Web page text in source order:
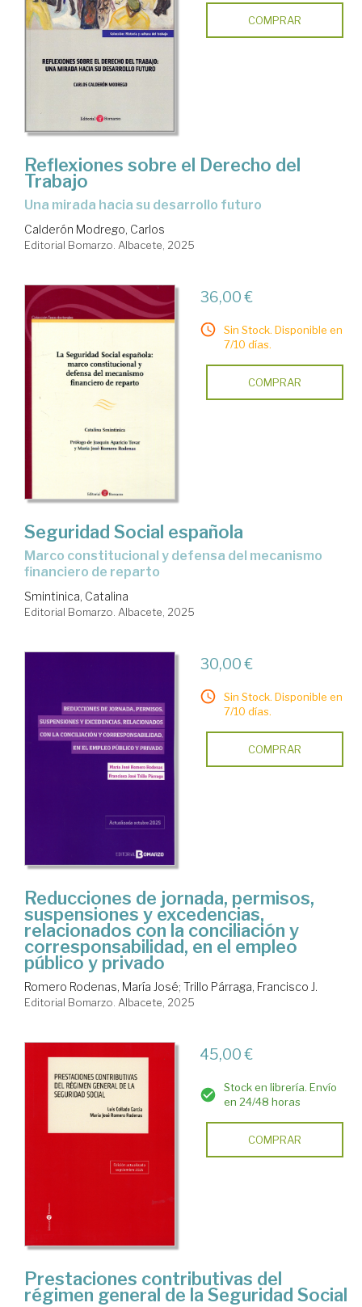
COMPRAR
Reflexiones sobre el Derecho del
Trabajo
Una mirada hacia su desarrollo futuro
Calderón Modrego, Carlos
Editorial Bomarzo. Albacete, 2025
36,00 €
Sin Stock. Disponible en
7/10 días.
COMPRAR
Seguridad Social española
marco constitucional y defensa del mecanismo
financiero de reparto
Smintinica, Catalina
Editorial Bomarzo. Albacete, 2025
30,00 €
Sin Stock. Disponible en
7/10 días.
COMPRAR
Reducciones de jornada, permisos,
suspensiones y excedencias,
relacionados con la conciliación y
corresponsabilidad, en el empleo
público y privado
Romero Rodenas, María José; Trillo Párraga, Francisco J.
Editorial Bomarzo. Albacete, 2025
45,00 €
Stock en librería. Envío
en 24/48 horas
COMPRAR
Prestaciones contributivas del
régimen general de la Seguridad Social